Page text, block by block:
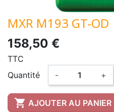
MXR M193 GT-OD
158,50 €
TTC
Quantité
- +
 AJOUTER AU PANIER